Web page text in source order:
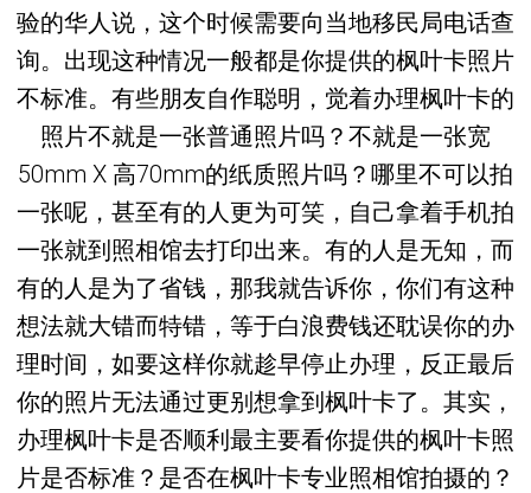
验的华人说，这个时候需要向当地移民局电话查
询。出现这种情况一般都是你提供的枫叶卡照片
不标准。有些朋友自作聪明，觉着办理枫叶卡的
照片不就是一张普通照片吗？不就是一张宽
50mm X 高70mm的纸质照片吗？哪里不可以拍
一张呢，甚至有的人更为可笑，自己拿着手机拍
一张就到照相馆去打印出来。有的人是无知，而
有的人是为了省钱，那我就告诉你，你们有这种
想法就大错而特错，等于白浪费钱还耽误你的办
理时间，如要这样你就趁早停止办理，反正最后
你的照片无法通过更别想拿到枫叶卡了。其实，
办理枫叶卡是否顺利最主要看你提供的枫叶卡照
片是否标准？是否在枫叶卡专业照相馆拍摄的？